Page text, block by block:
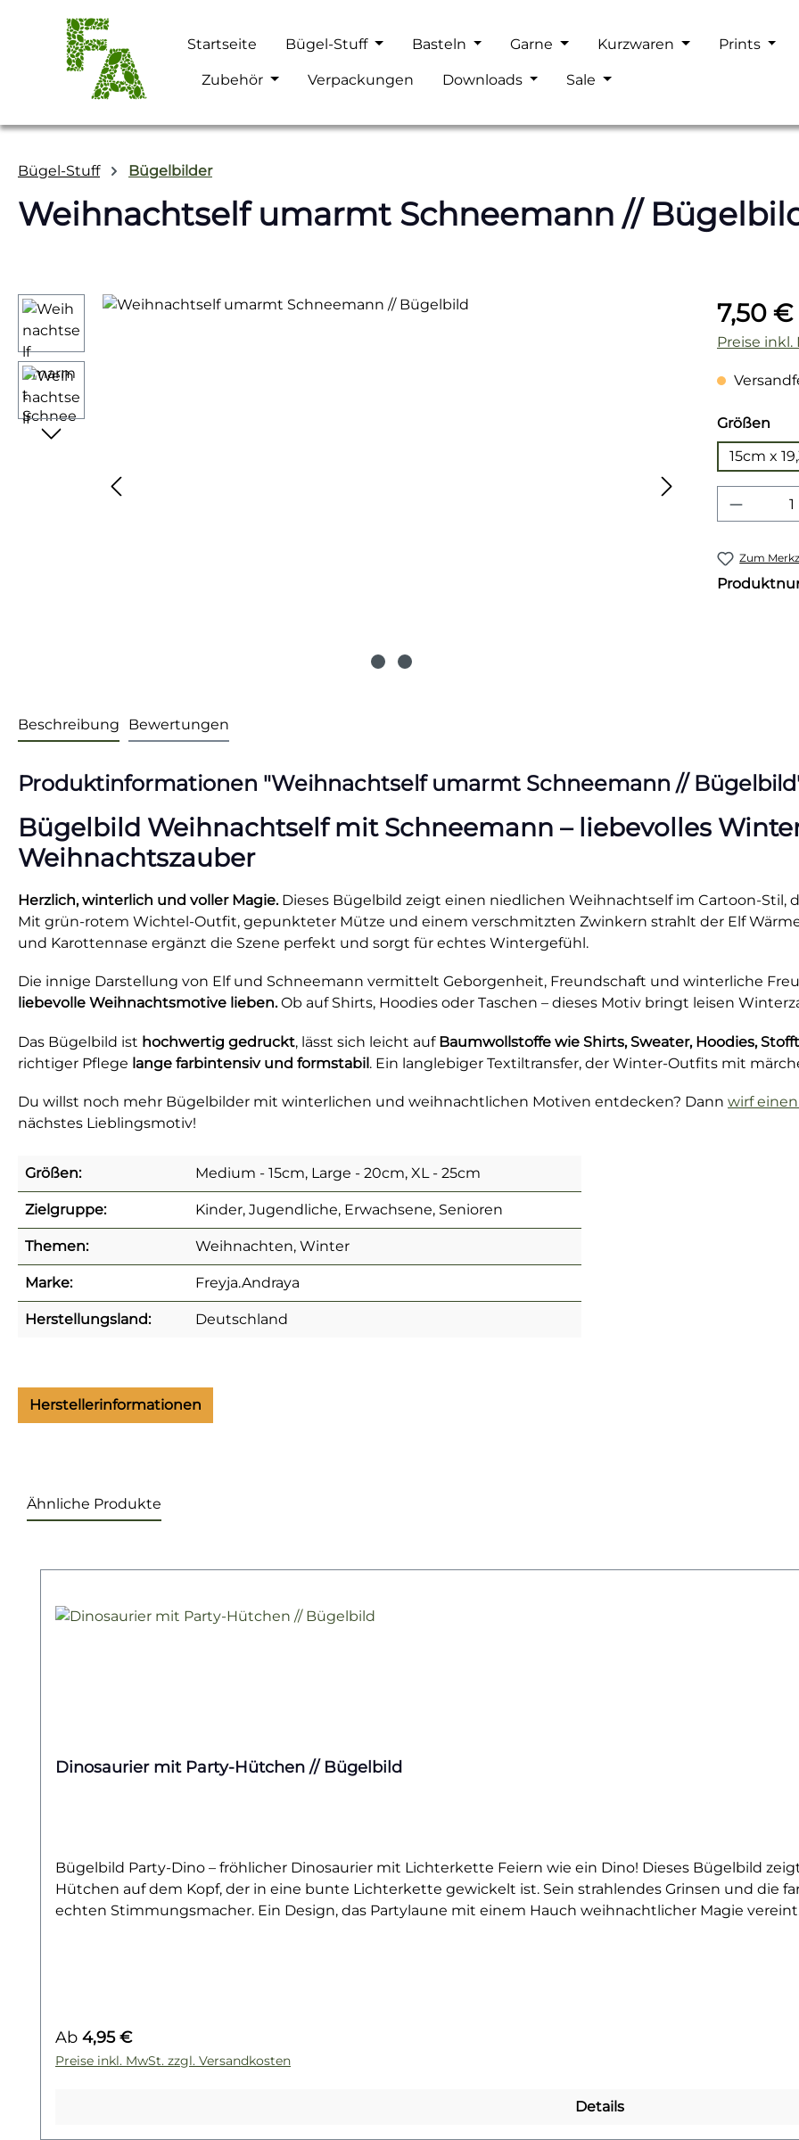
Hauptinhalt springen
Zur Suche springen
Zur Hauptnavigation springen
Startseite
Bügel-Stuff Basteln Garne Kurzwaren Prints
Zubehör Verpackungen Downloads Sale
Bügel-Stuff Bügelbilder
Weihnachtself umarmt Schneemann //
Bildergalerie überspringen Regulärer
7,50 €
Preise inkl.
Größen
15cm x
Zum
Beschreibung Bewertungen
Produktinformationen "Weihnachtself umarmt Schneemann //
Bügelbild Weihnachtself mit Schneemann – liebevolles
Weihnachtszauber
Herzlich, winterlich und voller Magie.Dieses Bügelbild zeigt einen niedlichen Weihnachtself im Cartoon-Stil,
Mit grün-rotem Wichtel-Outfit, gepunkteter Mütze und einem verschmitzten Zwinkern strahlt der Elf
und Karottennase ergänzt die Szene perfekt und sorgt für echtes Wintergefühl.
Die innige Darstellung von Elf und Schneemann vermittelt Geborgenheit, Freundschaft und winterliche
liebevolle Weihnachtsmotive lieben.Ob auf Shirts, Hoodies oder Taschen – dieses Motiv bringt leisen
Das Bügelbild ist hochwertig gedruckt, lässt sich leicht auf Baumwollstoffe wie Shirts, Sweater, Hoodies,
richtiger Pflege lange farbintensiv und formstabil. Ein langlebiger Textiltransfer, der Winter-Outfits mit
Du willst noch mehr Bügelbilder mit winterlichen und weihnachtlichen Motiven entdecken? Dann wirf
nächstes Lieblingsmotiv!
Größen: Medium - 15cm, Large - 20cm, XL - 25cm
Zielgruppe: Kinder, Jugendliche, Erwachsene, Senioren
Themen: Weihnachten, Winter
Marke: Freyja.Andraya
Herstellungsland: Deutschland
Herstellerinformationen
Ähnliche Produkte
Dinosaurier mit Party-Hütchen // Bügelbild
Bügelbild Party-Dino – fröhlicher Dinosaurier mit Lichterkette Feiern wie ein Dino! Dieses Bügelbild
Hütchen auf dem Kopf, der in eine bunte Lichterkette gewickelt ist. Sein strahlendes Grinsen und die
echten Stimmungsmacher. Ein Design, das Partylaune mit einem Hauch weihnachtlicher Magie
Lieblingsmotiv!
Regulärer Preis:
Ab 4,95 €
Preise inkl. MwSt. zzgl. Versandkosten
Details